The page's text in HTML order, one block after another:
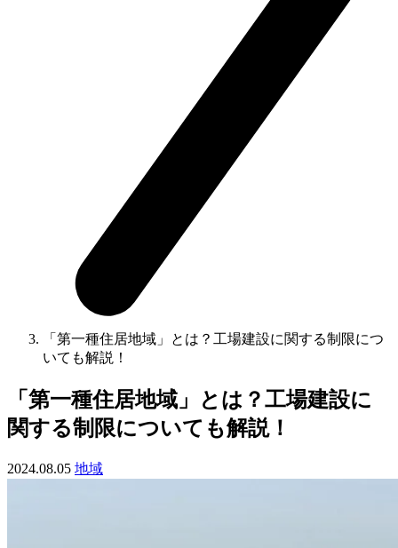
「第一種住居地域」とは？工場建設に関する制限につ
いても解説！
「第一種住居地域」とは？工場建設に
関する制限についても解説！
2024.08.05 地域